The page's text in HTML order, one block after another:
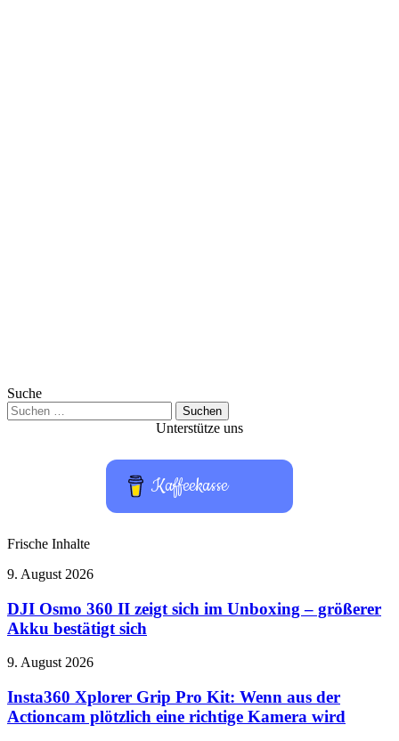
Suche
Suchen
nach:
Unterstütze uns
Kaffeekasse
Frische Inhalte
DJI
360
II
zeigt
im
–
größerer
9. August 2026
DJI Osmo 360 II zeigt sich im Unboxing – größerer
Akku bestätigt sich
Insta360
Grip
Pro
Kit:
9. August 2026
Insta360 Xplorer Grip Pro Kit: Wenn aus der
Actioncam plötzlich eine richtige Kamera wird